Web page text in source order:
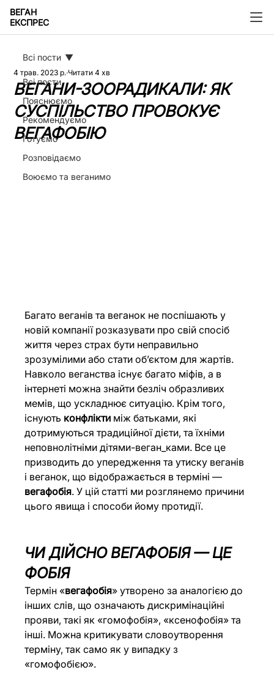
ВЕГАН
ЕКСПРЕС
Всі пости
Пояснюємо
Рекомендуємо
Готуємо
Розповідаємо
Воюємо та веганимо
Всі пости
ВЕГАНИ-ЗООРАДИКАЛИ: ЯК
СУСПІЛЬСТВО ПРОВОКУЄ
ВЕГАФОБІЮ
4 трав. 2023 р. Читати 4 хв
Багато веганів та веганок не поспішають у
новій компанії розказувати про свій спосіб
життя через страх бути неправильно
зрозумілими або стати об’єктом для жартів.
Навколо веганства існує багато міфів, а в
інтернеті можна знайти безліч образливих
мемів, що ускладнює ситуацію. Крім того,
існують конфлікти між батьками, які
дотримуються традиційної дієти, та їхніми
неповнолітніми дітями-веган_ками. Все це
призводить до упередження та утиску веганів
і веганок, що відображається в терміні —
вегафобія. У цій статті ми розглянемо причини
цього явища і способи йому протидії.
ЧИ ДІЙСНО ВЕГАФОБІЯ — ЦЕ
ФОБІЯ
Термін «вегафобія» утворено за аналогією до
інших слів, що означають дискримінаційні
прояви, такі як «гомофобія», «ксенофобія» та
інші. Можна критикувати словоутворення
терміну, так само як у випадку з
«гомофобією».